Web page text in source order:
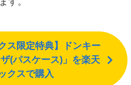
ス限定特典】ドンキー
(パスケース)」を楽天
クスで購入